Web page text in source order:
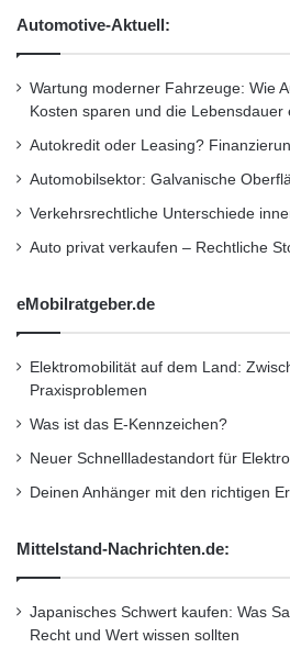
Kooperation
Mercedes-Benz
Parklizenzzonen
a
m
g
Automotive-Aktuell:
Wartung moderner Fahrzeuge: Wie
Kosten sparen und die Lebensdauer
Autokredit oder Leasing?
Automobilsektor: Galvanische
Verkehrsrechtliche Unterschiede
Auto privat verkaufen – Rechtliche
eMobilratgeber.de
Elektromobilität auf dem Land:
Praxisproblemen
Was ist das E-Kennzeichen?
Neuer Schnellladestandort für
Deinen Anhänger mit den richtigen
Mittelstand-Nachrichten.de:
Japanisches Schwert kaufen: Was
Recht und Wert wissen sollten